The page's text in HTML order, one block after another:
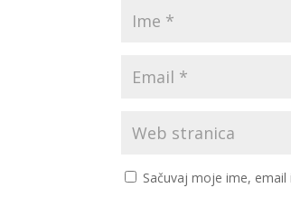
Sačuvaj moje ime,